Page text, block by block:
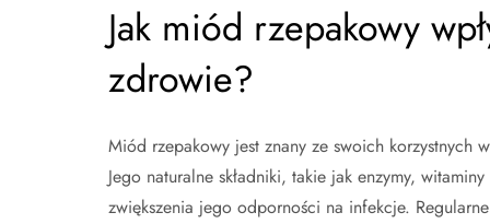
Jak miód rzepakowy
zdrowie?
Miód rzepakowy jest znany ze swoich korzystnych
Jego naturalne składniki, takie jak enzymy,
zwiększenia jego odporności na infekcje.